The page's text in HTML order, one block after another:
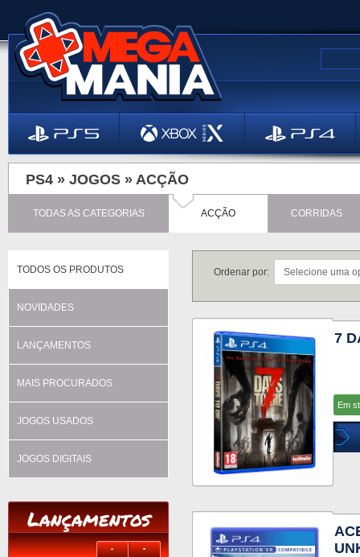
PS4 » JOGOS » ACÇÃO
TODAS AS CATEGORIAS ACÇÃO CORRIDAS
TODOS OS PRODUTOS
NOVIDADES
LANÇAMENTOS
MAIS PROCURADOS
JOGOS USADOS
JOGOS DIGITAIS
Lançamentos
Ordenar por:
7
Em